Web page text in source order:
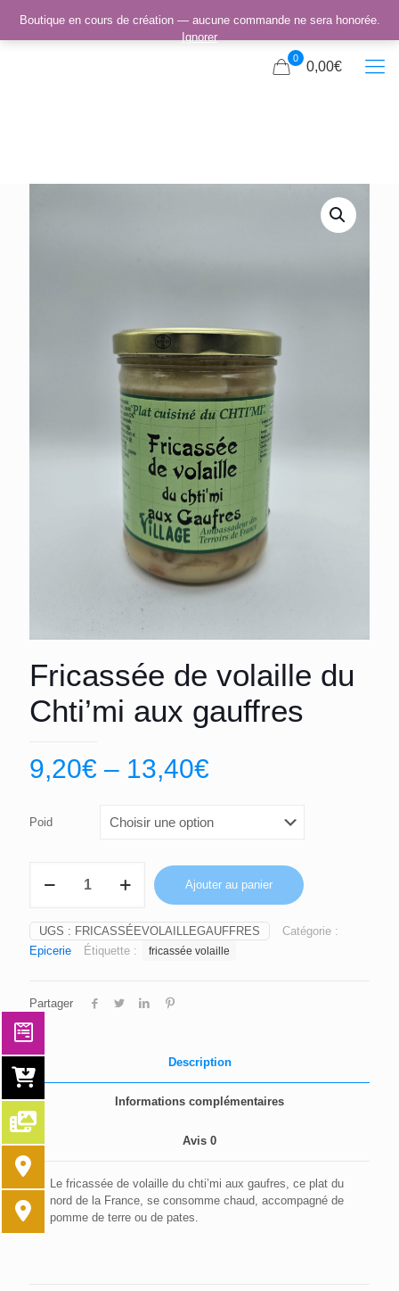
0
0,00€
Fricassée de volaille du
Chti’mi aux gauffres
9,20€ – 13,40€
Poid
de
volaille
du
gauffres
Ajouter au panier
UGS : FRICASSÉEVOLAILLEGAUFFRES
Catégorie :
Epicerie
Étiquette : fricassée volaille
Partager
Description
Informations complémentaires
Avis 0
Le fricassée de volaille du chti’mi aux gaufres, ce plat du
nord de la France, se consomme chaud, accompagné de
pomme de terre ou de pates.
Boutique en cours de création — aucune commande ne sera honorée.
Ignorer